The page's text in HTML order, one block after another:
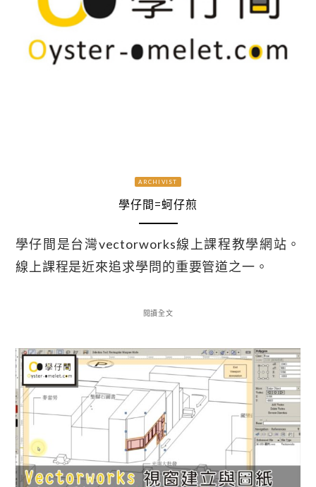
ARCHIVIST
學仔間=蚵仔煎
學仔間是台灣vectorworks線上課程教學網站。
線上課程是近來追求學問的重要管道之一。
閱讀全文